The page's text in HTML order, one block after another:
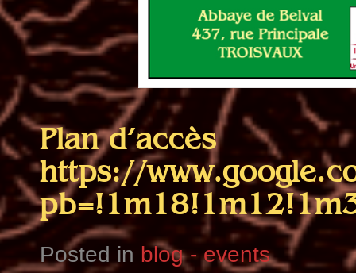
Plan d’accès
https://
Posted in blog - events